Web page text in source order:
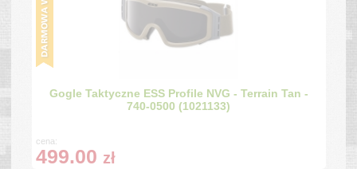
Gogle Taktyczne ESS Profile NVG - Terrain Tan -
740-0500 (1021133)
cena:
499.00 zł